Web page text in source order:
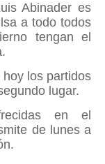
Abinader es
a todo todos
tengan el
los partidos
lugar.
en el
de lunes a